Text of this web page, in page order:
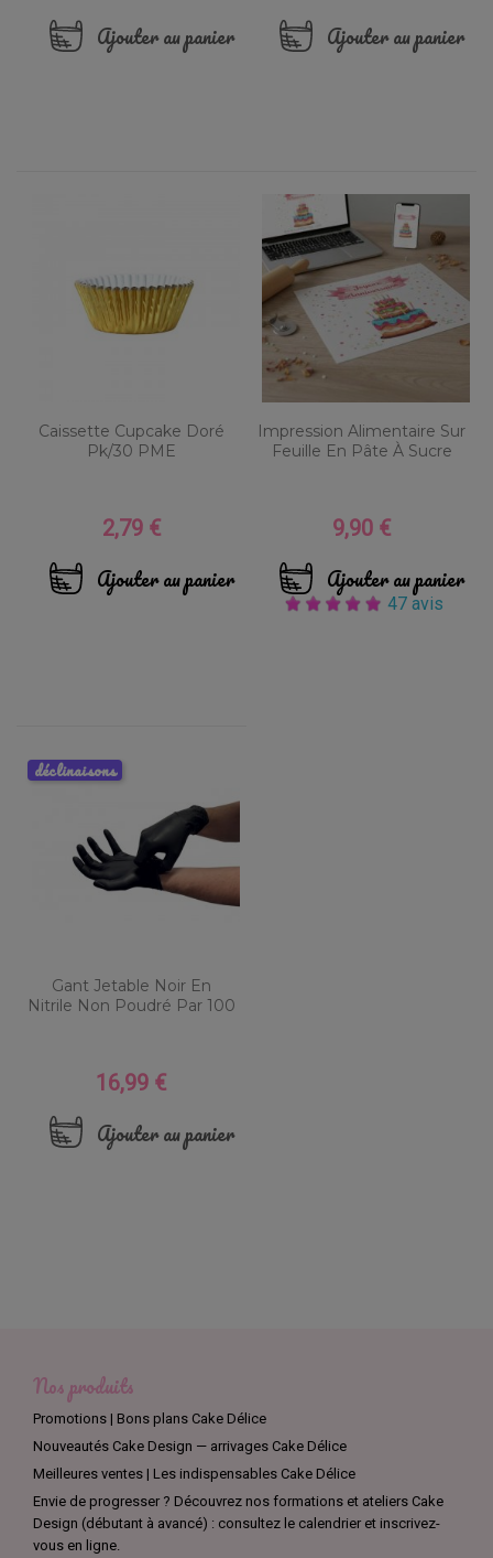
Ajouter au panier Ajouter au panier
Caissette Cupcake Doré
Pk/30 PME
Prix
2,79 €
Ajouter au panier
Impression Alimentaire Sur
Feuille En Pâte À Sucre
Prix
9,90 €
Ajouter au panier
47 avis
Gant Jetable Noir En
Nitrile Non Poudré Par 100
Prix
16,99 €
Ajouter au panier
déclinaisons
Nos produits
Promotions | Bons plans Cake Délice
Nouveautés Cake Design — arrivages Cake Délice
Meilleures ventes | Les indispensables Cake Délice
Envie de progresser ? Découvrez nos formations et ateliers Cake
Design (débutant à avancé) : consultez le calendrier et inscrivez-
vous en ligne.